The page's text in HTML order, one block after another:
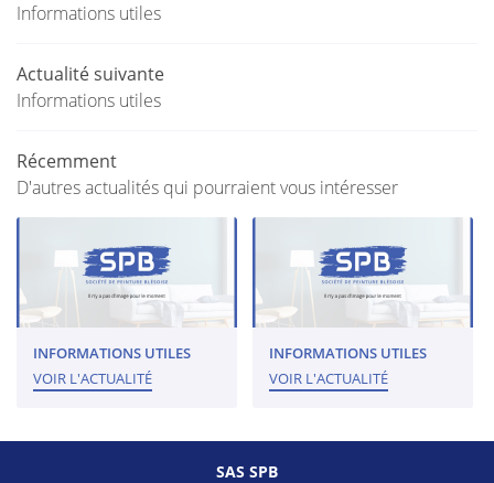
AVIS
CONTACT
Informations utiles
Actualité suivante
Informations utiles
Récemment
D'autres actualités qui pourraient vous intéresser
INFORMATIONS UTILES
VOIR L'ACTUALITÉ
INFORMATIONS UTILES
VOIR L'ACTUALITÉ
SAS SPB